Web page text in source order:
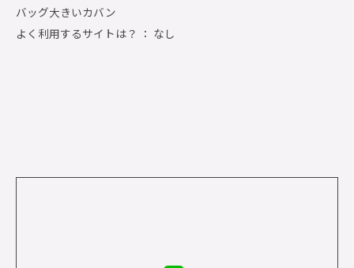
バッグ大きいカバン
よく利用するサイトは？ ： なし